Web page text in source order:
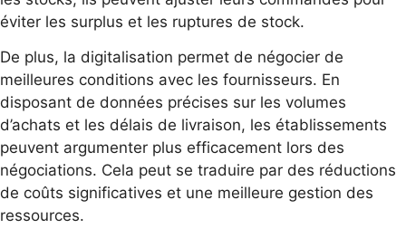
éviter les surplus et les ruptures de stock.
De plus, la digitalisation permet de négocier de
meilleures conditions avec les fournisseurs. En
disposant de données précises sur les volumes
d’achats et les délais de livraison, les établissements
peuvent argumenter plus efficacement lors des
négociations. Cela peut se traduire par des réductions
de coûts significatives et une meilleure gestion des
ressources.